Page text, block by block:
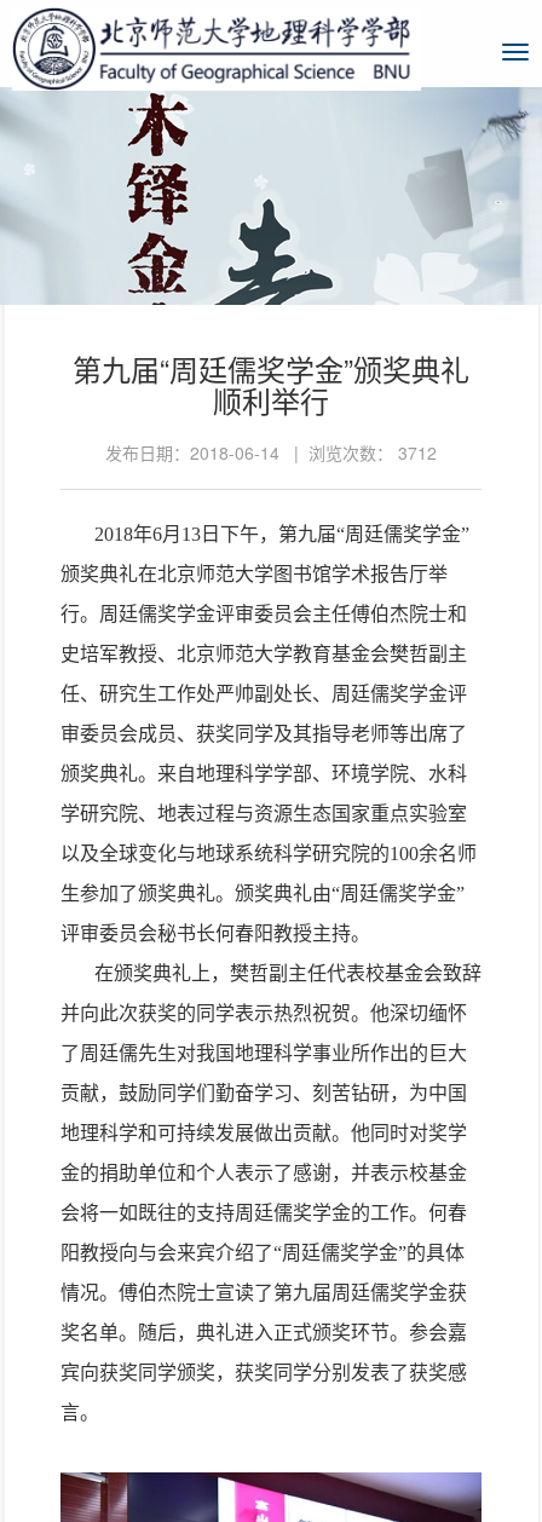
第九届“周廷儒奖学金”颁奖典礼
顺利举行
发布日期：2018-06-14 | 浏览次数： 3712
2018年6月 13日下午，第九届“周廷儒奖学金”
颁奖典礼在北京师范大学图书馆学术报告厅举
行。周廷儒奖学金评审委员会主任傅伯杰院士和
史培军教授、北京师范大学教育基金会樊哲副主
任、研究生工作处严帅副处长、周廷儒奖学金评
审委员会成员、获奖同学及其指导老师等出席了
颁奖典礼。来自地理科学学部、环境学院、水科
学研究院、地表过程与资源生态国家重点实验室
以及全球变化与地球系统科学研究院的100余名师
生参加了颁奖典礼。颁奖典礼由“周廷儒奖学金”
评审委员会秘书长何春阳教授主持。
在颁奖典礼上，樊哲副主任代表校基金会致辞
并向此次获奖的同学表示热烈祝贺。他深切缅怀
了周廷儒先生对我国地理科学事业所作出的巨大
贡献，鼓励同学们勤奋学习、刻苦钻研，为中国
地理科学和可持续发展做出贡献。他同时对奖学
金的捐助单位和个人表示了感谢，并表示校基金
会将一如既往的支持周廷儒奖学金的工作。何春
阳教授向与会来宾介绍了“周廷儒奖学金”的具体
情况。傅伯杰院士宣读了第九届周廷儒奖学金获
奖名单。随后，典礼进入正式颁奖环节。参会嘉
宾向获奖同学颁奖，获奖同学分别发表了获奖感
言。